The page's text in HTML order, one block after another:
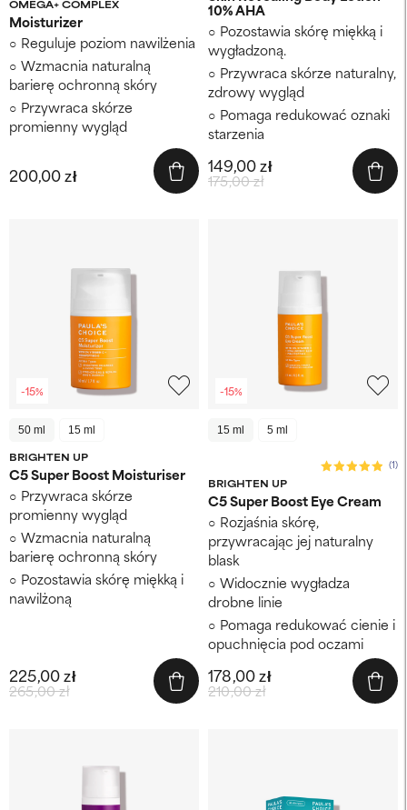
OMEGA+ COMPLEX
Moisturizer
Reguluje poziom nawilżenia
Wzmacnia naturalną
barierę ochronną skóry
Przywraca skórze
promienny wygląd
200,00 zł
10% AHA
Pozostawia skórę miękką i
wygładzoną.
Przywraca skórze naturalny,
zdrowy wygląd
Pomaga redukować oznaki
starzenia
175,00 zł
149,00 zł
-15%
50 ml 15 ml
BRIGHTEN UP
C5 Super Boost Moisturiser
Przywraca skórze
promienny wygląd
Wzmacnia naturalną
barierę ochronną skóry
Pozostawia skórę miękką i
nawilżoną
265,00 zł
225,00 zł
-15%
15 ml 5 ml
BRIGHTEN UP
(1)
C5 Super Boost Eye Cream
Rozjaśnia skórę,
przywracając jej naturalny
blask
Widocznie wygładza
drobne linie
Pomaga redukować cienie i
opuchnięcia pod oczami
210,00 zł
178,00 zł